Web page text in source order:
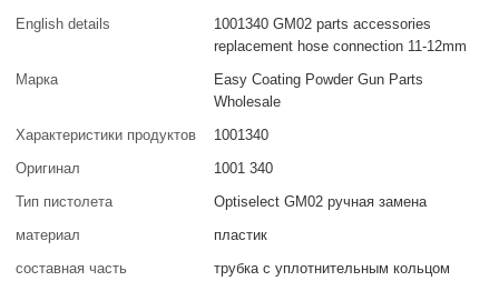
English details
1001340 GM02 parts accessories
replacement hose connection 11-12mm
Марка
Easy Coating Powder Gun Parts
Wholesale
Характеристики продуктов
1001340
Оригинал
1001 340
Тип пистолета
Optiselect GM02 ручная замена
материал
пластик
составная часть
трубка с уплотнительным кольцом